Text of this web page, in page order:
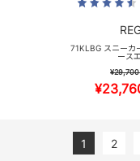
71KLBG スニーカ
ース
¥29,700
1 2